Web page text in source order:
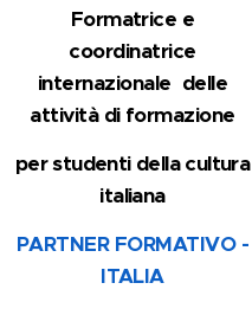
Formatrice e
coordinatrice
internazionale delle
attività di formazione
per studenti della cultura
italiana
PARTNER FORMATIVO -
ITALIA